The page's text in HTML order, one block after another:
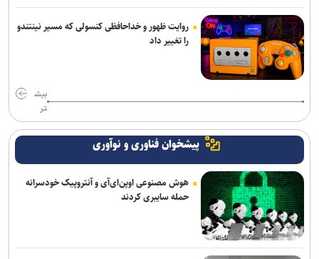
روایت ظهور و خداحافظی کنسولی که مسیر نینتندو
را تغییر داد
بیش
تر
پیشخوان فناوری و نوآوری
هوش مصنوعی اوپن‌ای‌آی و آنتروپیک خودسرانه
حمله سایبری کردند